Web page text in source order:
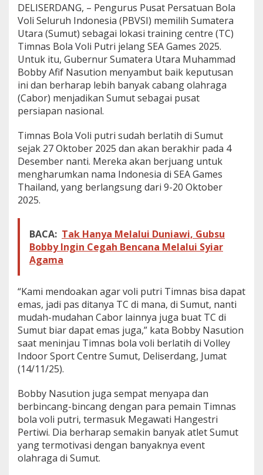
B
o
l
a
V
o
l
P
u
t
i
S
e
a
G
a
0
2
DELISERDANG, – Pengurus Pusat Persatuan Bola
Voli Seluruh Indonesia (PBVSI) memilih Sumatera
Utara (Sumut) sebagai lokasi training centre (TC)
Timnas Bola Voli Putri jelang SEA Games 2025.
Untuk itu, Gubernur Sumatera Utara Muhammad
Bobby Afif Nasution menyambut baik keputusan
ini dan berharap lebih banyak cabang olahraga
(Cabor) menjadikan Sumut sebagai pusat
persiapan nasional.
Timnas Bola Voli putri sudah berlatih di Sumut
sejak 27 Oktober 2025 dan akan berakhir pada 4
Desember nanti. Mereka akan berjuang untuk
mengharumkan nama Indonesia di SEA Games
Thailand, yang berlangsung dari 9-20 Oktober
2025.
BACA: Tak Hanya Melalui Duniawi, Gubsu
Bobby Ingin Cegah Bencana Melalui Syiar
Agama
“Kami mendoakan agar voli putri Timnas bisa dapat
emas, jadi pas ditanya TC di mana, di Sumut, nanti
mudah-mudahan Cabor lainnya juga buat TC di
Sumut biar dapat emas juga,” kata Bobby Nasution
saat meninjau Timnas bola voli berlatih di Volley
Indoor Sport Centre Sumut, Deliserdang, Jumat
(14/11/25).
Bobby Nasution juga sempat menyapa dan
berbincang-bincang dengan para pemain Timnas
bola voli putri, termasuk Megawati Hangestri
Pertiwi. Dia berharap semakin banyak atlet Sumut
yang termotivasi dengan banyaknya event
olahraga di Sumut.